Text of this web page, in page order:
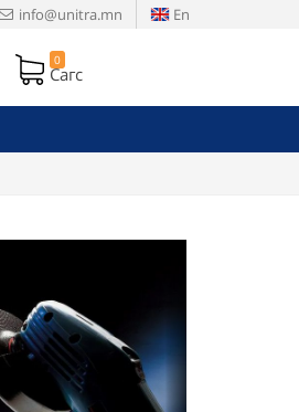
info@unitra.mn En
0
Сагс